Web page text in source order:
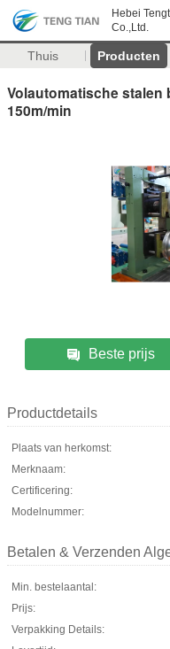
Hebei
Co.,Ltd.
Thuis Producten
Volautomatische
150m/min
Beste prijs
Productdetails
Plaats van herkomst:
Merknaam:
Certificering:
Modelnummer:
Betalen & Verzenden
Min. bestelaantal:
Prijs:
Verpakking Details: